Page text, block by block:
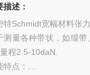
描述：
特Schmidt宽幅材料张
测量各种带状，如缎
程2.5-10daN.
特点：